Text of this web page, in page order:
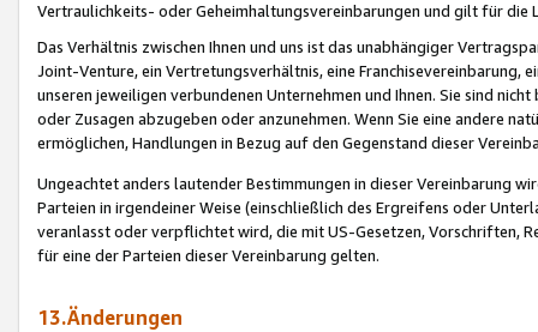
Vertraulichkeits- oder Geheimhaltungsvereinbarungen und gilt für die
Das Verhältnis zwischen Ihnen und uns ist das unabhängiger
Joint-Venture, ein Vertretungsverhältnis, eine Franchisevereinbarung,
unseren jeweiligen verbundenen Unternehmen und Ihnen. Sie sind
oder Zusagen abzugeben oder anzunehmen. Wenn Sie eine andere
ermöglichen, Handlungen in Bezug auf den Gegenstand dieser
Ungeachtet anders lautender Bestimmungen in dieser Vereinbarung
Parteien in irgendeiner Weise (einschließlich des Ergreifens oder
veranlasst oder verpflichtet wird, die mit US-Gesetzen, Vorschriften,
für eine der Parteien dieser Vereinbarung gelten.
13.Änderungen